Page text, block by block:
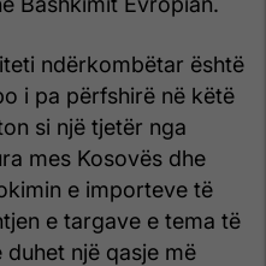
ndërkombëtar është
i pa përfshirë në këtë
si një tjetër nga
mes Kosovës dhe
e importeve të
e targave e tema të
një qasje më